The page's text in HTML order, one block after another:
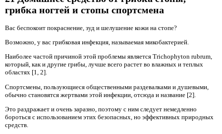
грибка ногтей и стопы спортсмена
Вас беспокоит покраснение, зуд и шелушение кожи на стопе?
Возможно, у вас грибковая инфекция, называемая микобактерией.
Наиболее частой причиной этой проблемы является Trichophyton rubrum,
который, как и другие грибы, лучше всего растет во влажных и теплых
областях [1, 2].
Спортсмены, пользующиеся общественными раздевалками и душевыми,
обычно становятся жертвами этой инфекции, отсюда и название [2].
Это раздражает и очень заразно, поэтому с ним следует немедленно
бороться с использованием этих безопасных, но эффективных природных
средств.